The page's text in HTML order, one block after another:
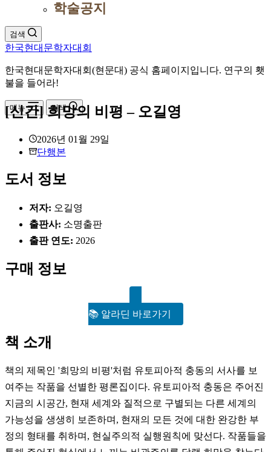
학술공지
검색
한국현대문학자대회
한국현대문학자대회(현문대) 공식 홈페이지입니다. 연구의 횃
불을 들어라!
메뉴 검색
[신간] 희망의 비평 – 오길영
2026년 01월 29일
단행본
도서 정보
저자: 오길영
출판사: 소명출판
출판 연도: 2026
구매 정보
📚 알라딘 바로가기
책 소개
책의 제목인 '희망의 비평'처럼 유토피아적 충동의 서사를 보
여주는 작품을 선별한 평론집이다. 유토피아적 충동은 주어진
지금의 시공간, 현재 세계와 질적으로 구별되는 다른 세계의
가능성을 생생히 보존하며, 현재의 모든 것에 대한 완강한 부
정의 형태를 취하며, 현실주의적 실행원칙에 맞선다. 작품들을